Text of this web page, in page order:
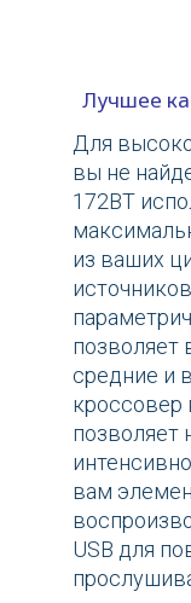
Лучшее
Для
вы не
172BT
из ваших
позволяет
средние и
кроссовер
позволяет
вам
USB для